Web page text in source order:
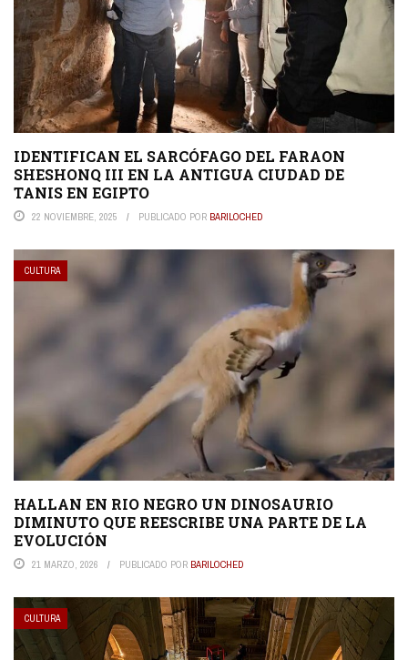
IDENTIFICAN EL SARCÓFAGO DEL FARAON
SHESHONQ III EN LA ANTIGUA CIUDAD DE
TANIS EN EGIPTO
22 NOVIEMBRE, 2025 PUBLICADO POR BARILOCHED
CULTURA
HALLAN EN RIO NEGRO UN DINOSAURIO
DIMINUTO QUE REESCRIBE UNA PARTE DE LA
EVOLUCIÓN
21 MARZO, 2026 PUBLICADO POR BARILOCHED
CULTURA